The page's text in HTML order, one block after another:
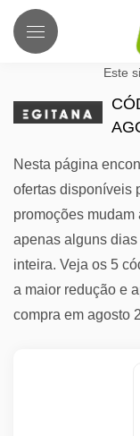
Este
Nesta página
ofertas disponíveis
promoções
apenas alguns
inteira. Veja os 5
a maior redução e
compra em agosto